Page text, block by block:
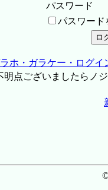
パスワード
パスワード
ホ・ガラケー・ログイ
点ございましたらノ